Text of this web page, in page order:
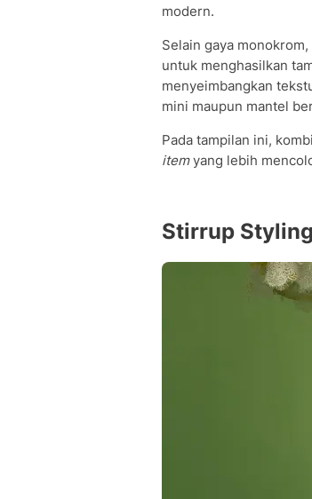
modern.
Selain gaya
untuk menghasilkan
menyeimbangkan
mini maupun mantel
Pada tampilan ini,
itemyang lebih
Stirrup